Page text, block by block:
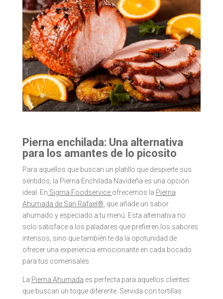
Pierna enchilada: Una alternativa
para los amantes de lo picosito
Para aquellos que buscan un platillo que despierte sus
sentidos, la Pierna Enchilada Navideña es una opción
ideal. En Sigma Foodservice ofrecemos la Pierna
Ahumada de San Rafael® , que añade un sabor
ahumado y especiado a tu menú. Esta alternativa no
solo satisface a los paladares que prefieren los sabores
intensos, sino que también te da la opotunidad de
ofrecer una experiencia emocionante en cada bocado
para tus comensales.
La Pierna Ahumada es perfecta para aquellos clientes
que buscan un toque diferente. Servida con tortillas